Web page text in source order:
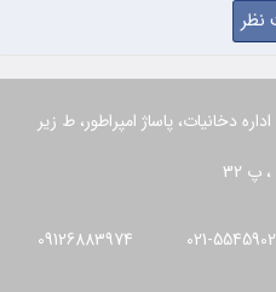
دخانیات، پاساژ امپراطور، ط زیر
32